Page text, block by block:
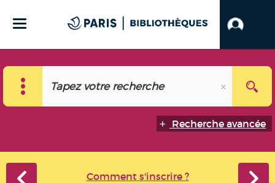
Recherche avancée
Comment s'inscrire ?